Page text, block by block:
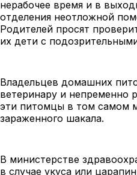
нерабочее время и в
отделения неотложной
Родителей просят
их дети с
Владельцев домашних
ветеринару и непременно
эти питомцы в том самом
зараженного шакала.
В министерстве
в случае укуса или